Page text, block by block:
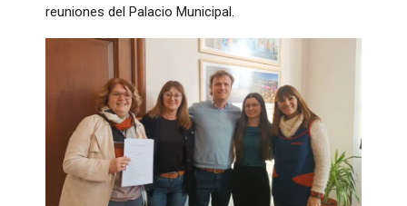
reuniones del Palacio Municipal.